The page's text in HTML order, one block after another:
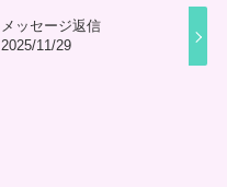
メッセージ返信
2025/11/29